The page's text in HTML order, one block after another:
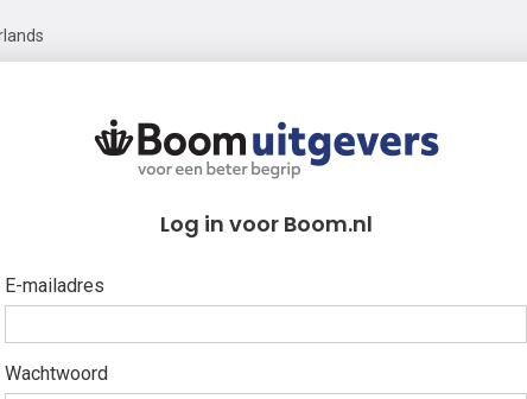
Log in voor Boom.nl
E-mailadres
Wachtwoord